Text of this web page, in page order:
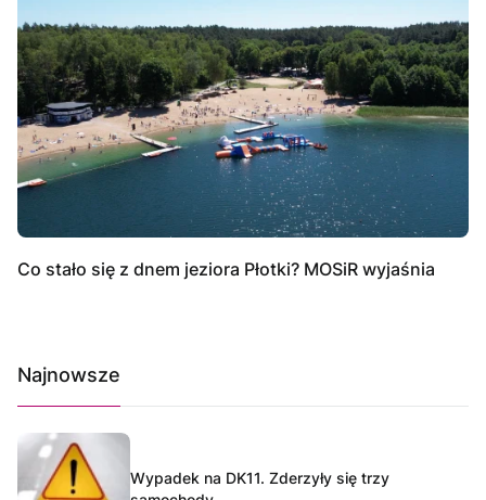
Co stało się z dnem jeziora Płotki? MOSiR wyjaśnia
Najnowsze
Wypadek na DK11. Zderzyły się trzy